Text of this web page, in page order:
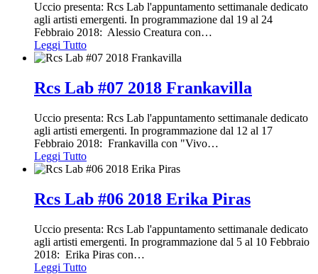
Uccio presenta: Rcs Lab l'appuntamento settimanale dedicato
agli artisti emergenti. In programmazione dal 19 al 24
Febbraio 2018: Alessio Creatura con…
Leggi Tutto
Rcs Lab #07 2018 Frankavilla
Uccio presenta: Rcs Lab l'appuntamento settimanale dedicato
agli artisti emergenti. In programmazione dal 12 al 17
Febbraio 2018: Frankavilla con "Vivo…
Leggi Tutto
Rcs Lab #06 2018 Erika Piras
Uccio presenta: Rcs Lab l'appuntamento settimanale dedicato
agli artisti emergenti. In programmazione dal 5 al 10 Febbraio
2018: Erika Piras con…
Leggi Tutto